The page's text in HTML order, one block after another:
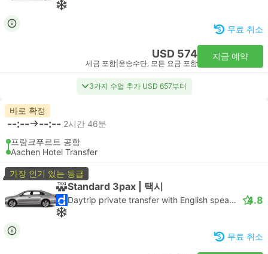
무료 취소
USD 574
세금 포함 운송수단, 모든 요금 포함
지금 예약
3가지 수업 추가 USD 657부터
바로 확정
--:-- --:-- 2시간 46분
프랑크푸르트 공항
Aachen Hotel Transfer
가장 인기 있는 등급
Standard 3pax | 택시
Daytrip private transfer with English speaking driver 4.8
무료 취소